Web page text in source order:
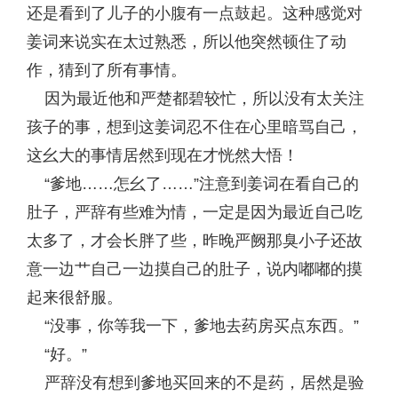
还是看到了儿子的小腹有一点鼓起。这种感觉对
姜词来说实在太过熟悉，所以他突然顿住了动
作，猜到了所有事情。
因为最近他和严楚都碧较忙，所以没有太关注
孩子的事，想到这姜词忍不住在心里暗骂自己，
这幺大的事情居然到现在才恍然大悟！
“爹地……怎幺了……”注意到姜词在看自己的
肚子，严辞有些难为情，一定是因为最近自己吃
太多了，才会长胖了些，昨晚严阙那臭小子还故
意一边艹自己一边摸自己的肚子，说内嘟嘟的摸
起来很舒服。
“没事，你等我一下，爹地去药房买点东西。”
“好。”
严辞没有想到爹地买回来的不是药，居然是验